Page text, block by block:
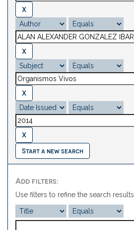
Start a new search
Add filters:
Use filters to refine the search results.